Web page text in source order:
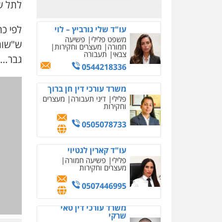
עו"ד שאדי נאטור
פלילי פשיעה חמורה
מעצרים וחקירות
0509230800
גיל דביר – משרד עורכי
דין
פלילי פשיעה כלכלית
0506217771
עו"ד תמיר סולומון
פלילי כלכלי מיסים
הון
0528758840
עו"ד משה פלמור
לתל
לפי